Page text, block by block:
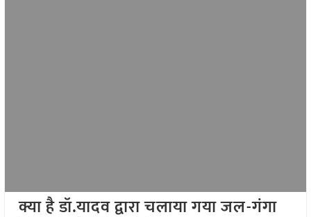
क्या है डॉ.यादव द्वारा चलाया गया जल-गंगा